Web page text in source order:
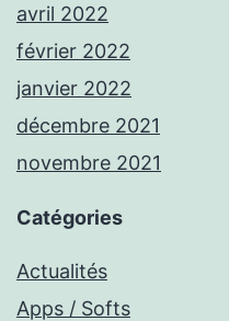
avril 2022
février 2022
janvier 2022
décembre 2021
novembre 2021
Catégories
Actualités
Apps / Softs